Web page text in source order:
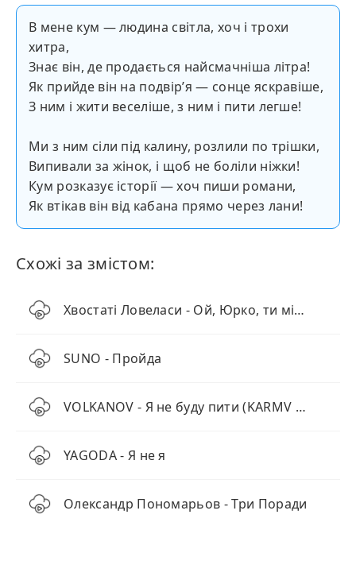
В мене кум — людина світла, хоч і трохи
хитра,
Знає він, де продається найсмачніша літра!
Як прийде він на подвір’я — сонце яскравіше,
З ним і жити веселіше, з ним і пити легше!
Ми з ним сіли під калину, розлили по трішки,
Випивали за жінок, і щоб не боліли ніжки!
Кум розказує історії — хоч пиши романи,
Як втікав він від кабана прямо через лани!
Схожі за змістом:
Хвостаті Ловеласи - Ой, Юрко, ти мій куме
SUNO - Пройда
VOLKANOV - Я не буду пити (KARMV REMIX)
YAGODA - Я не я
Олександр Пономарьов - Три Поради